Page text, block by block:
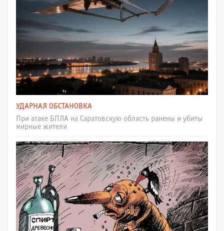
УДАРНАЯ ОБСТАНОВКА
При атаке БПЛА на Саратовскую область ранены и убиты
мирные жители